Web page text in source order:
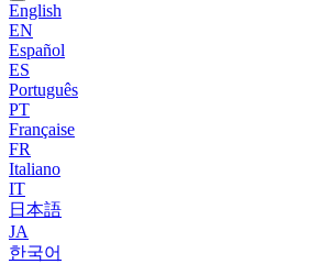
English
EN
Español
ES
Português
PT
Française
FR
Italiano
IT
日本語
JA
한국어